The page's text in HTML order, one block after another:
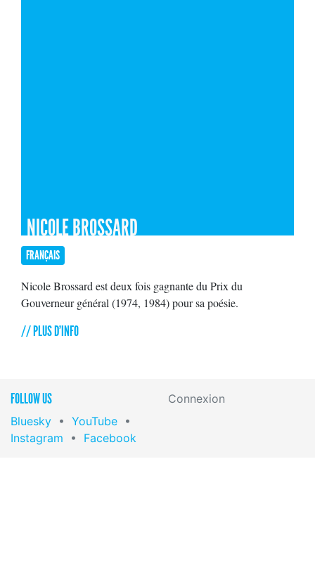
NICOLE BROSSARD
FRANÇAIS
Nicole Brossard est deux fois gagnante du Prix du
Gouverneur général (1974, 1984) pour sa poésie.
// PLUS D'INFO
FOLLOW US
Bluesky • YouTube •
Instagram • Facebook
Connexion